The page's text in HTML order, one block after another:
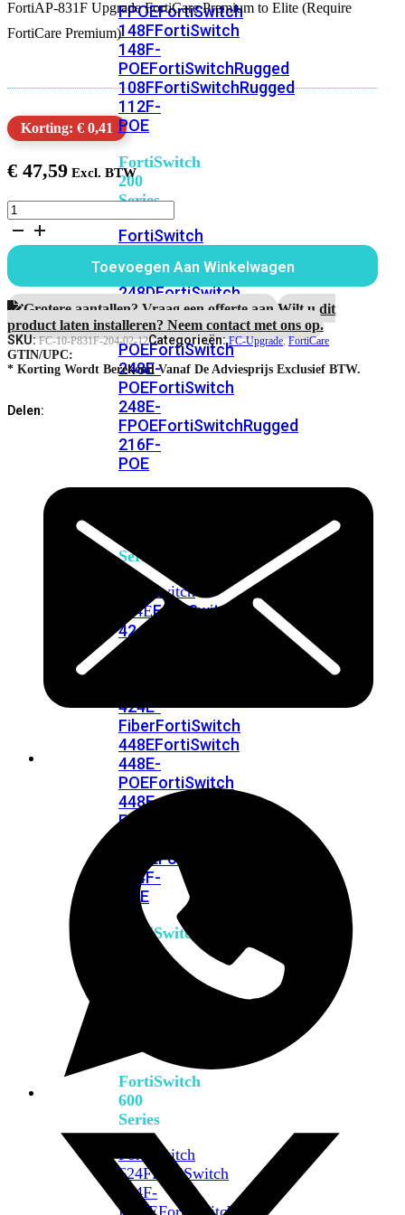
FPOEFortiSwitch
148FFortiSwitch
148F-
POEFortiSwitchRugged
108FFortiSwitchRugged
112F-
POE
FortiSwitch
200
Series
FortiSwitch
FPOEFortiSwitch
248DFortiSwitch
224EFortiswitch
224E-
POEFortiSwitch
248E-
POEFortiSwitch
248E-
FPOEFortiSwitchRugged
216F-
POE
Series
FortiSwitch
424EFortiSwitch
424E-
POE
424E-
FiberFortiSwitch
448EFortiSwitch
448E-
POEFortiSwitch
448E-
FPOE
FPOEFortiSwitchRugged
424F-
POE
FortiSwitch
FortiSwitch
600
Series
FortiSwitch
624FFortiSwitch
624F-
FPOEFortiSwitch
FortiAP-831F Upgrade FortiCare Premium to Elite (Require
FortiCare Premium)
Korting: € 0,41
€ 47,59
FortiAP-
831F
jaar
Upgrade
FortiCare
Premium
naar
Elite
Support
aantal
Toevoegen Aan Winkelwagen
Grotere aantallen? Vraag een offerte aan.Wilt u dit
product laten installeren? Neem contact met ons op.
SKU:FC-10-P831F-204-02-12Categorieën:FC-Upgrade,FortiCare
GTIN/UPC:
* Korting Wordt Berekend Vanaf De Adviesprijs Exclusief BTW.
Delen: